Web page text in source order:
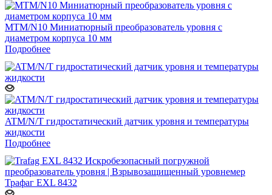
MTM/N10 Миниатюрный преобразователь уровня с
диаметром корпуса 10 мм
Подробнее
ATM/N/T гидростатический датчик уровня и температуры
жидкости
Подробнее